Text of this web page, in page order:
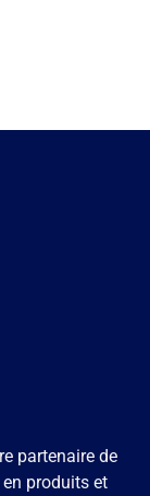
partenaire de
produits et